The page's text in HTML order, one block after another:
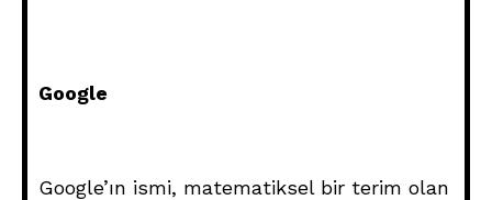
Google
Google’ın ismi, matematiksel bir terim olan